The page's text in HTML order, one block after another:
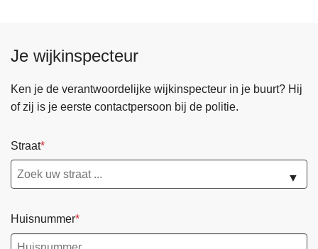
Je wijkinspecteur
Ken je de verantwoordelijke wijkinspecteur in je buurt? Hij
of zij is je eerste contactpersoon bij de politie.
Straat
▼
Huisnummer